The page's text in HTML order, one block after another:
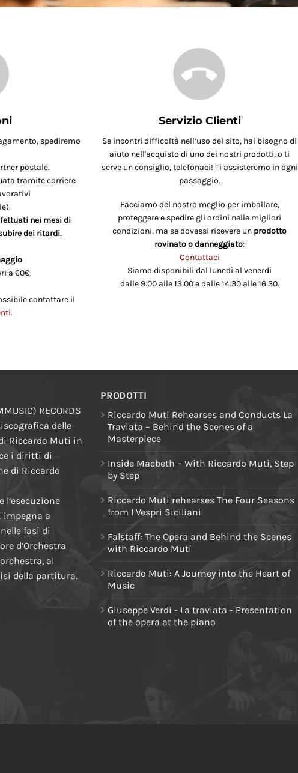
spediremo
postale.
tramite corriere
nei mesi di
dei ritardi.
a 60€.
contattare il
.
Servizio Clienti
Se incontri difficoltà nell’uso del sito, hai bisogno di
aiuto nell'acquisto di uno dei nostri prodotti, o ti
serve un consiglio, telefonaci! Ti assisteremo in ogni
passaggio.
Facciamo del nostro meglio per imballare,
proteggere e spedire gli ordini nelle migliori
condizioni, ma se dovessi ricevere un prodotto
rovinato o danneggiato:
Contattaci
Siamo disponibili dal lunedì al venerdì
dalle 9:00 alle 13:00 e dalle 14:30 alle 16:30.
RECORDS
delle
Riccardo Muti in
i diritti di
di Riccardo
l’esecuzione
impegna a
fasi di
d’Orchestra
al
della partitura.
PRODOTTI
Riccardo Muti Rehearses and Conducts La
Traviata – Behind the Scenes of a
Masterpiece
Inside Macbeth – With Riccardo Muti, Step
by Step
Riccardo Muti rehearses The Four Seasons
from I Vespri Siciliani
Falstaff: The Opera and Behind the Scenes
with Riccardo Muti
Riccardo Muti: A Journey into the Heart of
Music
Giuseppe Verdi - La traviata - Presentation
of the opera at the piano